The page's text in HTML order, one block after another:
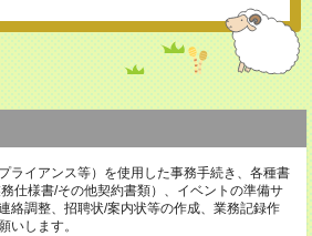
ライアンス等）を使用した事務手続き、各種書
仕様書/その他契約書類）、イベントの準備サ
絡調整、招聘状/案内状等の作成、業務記録作
いします。